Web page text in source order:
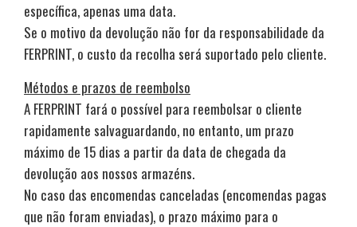
específica, apenas uma data.
Se o motivo da devolução não for da responsabilidade da
FERPRINT, o custo da recolha será suportado pelo cliente.
Métodos e prazos de reembolso
A FERPRINT fará o possível para reembolsar o cliente
rapidamente salvaguardando, no entanto, um prazo
máximo de 15 dias a partir da data de chegada da
devolução aos nossos armazéns.
No caso das encomendas canceladas (encomendas pagas
que não foram enviadas), o prazo máximo para o